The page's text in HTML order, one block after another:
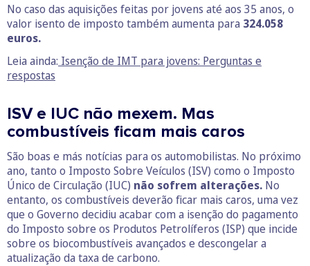
No caso das aquisições feitas por jovens até aos 35 anos, o
valor isento de imposto também aumenta para 324.058
euros.
Leia ainda: Isenção de IMT para jovens: Perguntas e
respostas
ISV e IUC não mexem. Mas
combustíveis ficam mais caros
São boas e más notícias para os automobilistas. No próximo
ano, tanto o Imposto Sobre Veículos (ISV) como o Imposto
Único de Circulação (IUC) não sofrem alterações. No
entanto, os combustíveis deverão ficar mais caros, uma vez
que o Governo decidiu acabar com a isenção do pagamento
do Imposto sobre os Produtos Petrolíferos (ISP) que incide
sobre os biocombustíveis avançados e descongelar a
atualização da taxa de carbono.